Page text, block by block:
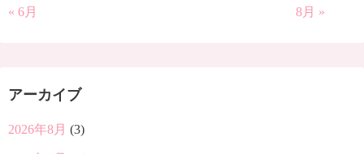
« 6月 8月 »
アーカイブ
2026年8月 (3)